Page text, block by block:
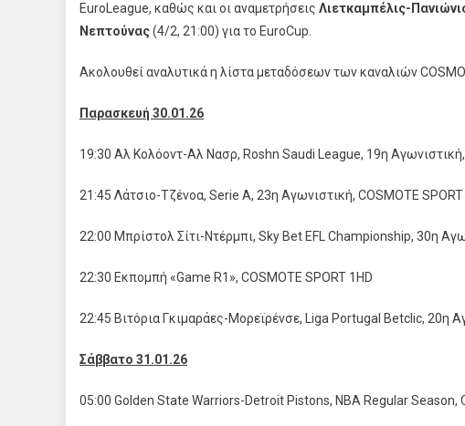
EuroLeague, καθώς και οι αναμετρήσεις Λιετκαμπέλις-
Νεπτούνας(4/2, 21:00) για το EuroCup.
Ακολουθεί αναλυτικά η λίστα μεταδόσεων των καναλιών
Παρασκευή 30.01.26
19:30 Αλ Κολόοντ-Αλ Νασρ, Roshn Saudi League, 19η Αγωνιστική,
21:45 Λάτσιο-Τζένοα, Serie A, 23η Αγωνιστική, COSMOTE SPORT
22:00 Μπρίστολ Σίτι-Ντέρμπι, Sky Bet EFL Championship, 30η
22:30 Εκπομπή «Game R1», COSMOTE SPORT 1HD
22:45 Βιτόρια Γκιμαράες-Μορεϊρένσε, Liga Portugal Betclic, 20η
Σάββατο 31.01.26
05:00 Golden State Warriors-Detroit Pistons, NBA Regular Season,